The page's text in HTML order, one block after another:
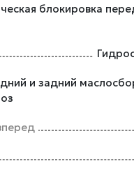
блокировка
и задний